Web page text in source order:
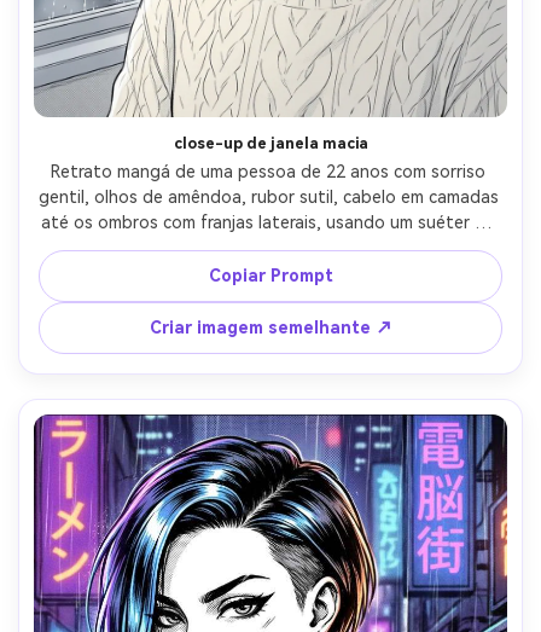
close-up de janela macia
Retrato mangá de uma pessoa de 22 anos com sorriso
gentil, olhos de amêndoa, rubor sutil, cabelo em camadas
até os ombros com franjas laterais, usando um suéter de
malha creme e pequenos brincos de aro, interior por uma
janela chuvosa com luzes da cidade embaçadas, luz de
janela suave difusa, arte limpa de linha fina,
sombreamento delicado de screentone nas bochechas e
pescoço, destaques nítidos nos olhos, enquadramento
de cabeça e ombros, humor íntimo calmo, alto detalhe,
gradientes suaves, sem texto, lente de 85mm,
profundidade de campo rasa- -ar 4:5
Copiar Prompt
Criar imagem semelhante ↗